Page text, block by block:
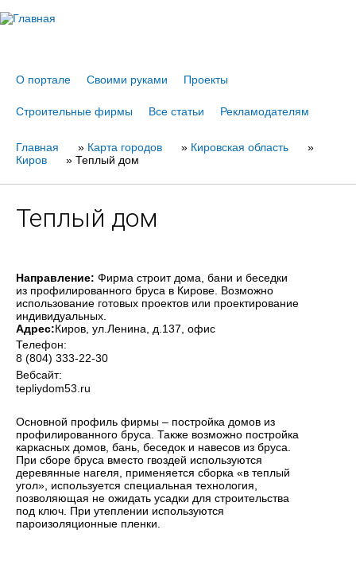
О портале Своими руками Проекты
Строительные фирмы Все статьи Рекламодателям
Вы
Главная » Карта городов » Кировская область
»
Киров
» Теплый дом
Теплый дом
Направление: Фирма строит дома, бани и беседки
из профилированного бруса в Кирове. Возможно
использование готовых проектов или проектирование
индивидуальных.
Адрес:Киров , ул.Ленина, д.137, офис
Телефон:
8 (804) 333-22-30
Вебсайт:
tepliydom53.ru
Основной профиль фирмы – постройка домов из
профилированного бруса. Также возможно постройка
каркасных домов, бань, беседок и навесов из бруса.
При сборе бруса вместо гвоздей используются
деревянные нагеля, применяется сборка «в теплый
угол», используется специальная технология,
позволяющая не ожидать усадки для строительства
под ключ. При утеплении используются
пароизоляционные пленки.